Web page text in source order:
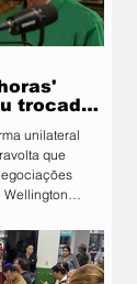
e urologia. Os atendimentos
trocado
unilateral
que
intervalo de
de quinta-